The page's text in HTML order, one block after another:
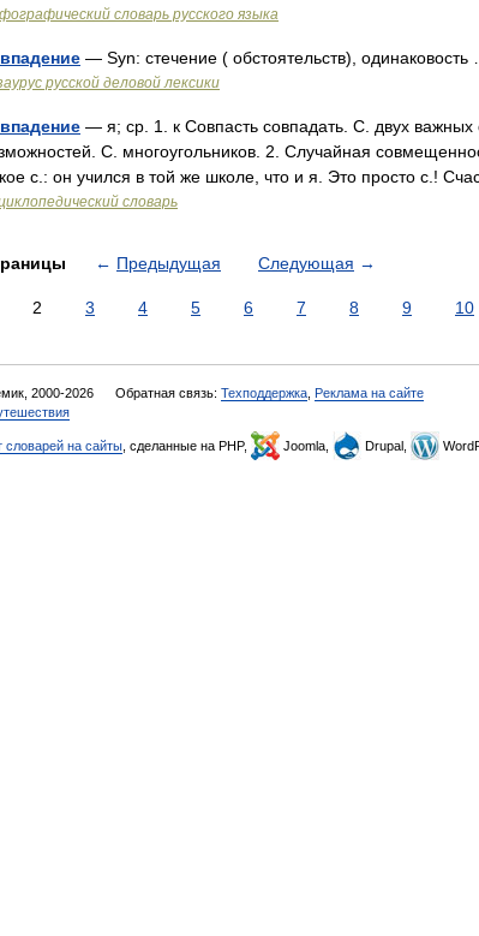
словарь русского языка
— Syn: стечение ( обстоятельств), одинаковость …
русской деловой лексики
— я; ср. 1. к Совпасть совпадать. С. двух
С. многоугольников. 2. Случайная
с.: он учился в той же школе, что и я. Это просто с.!
словарь
← Предыдущая Следующая →
2 3 4 5 6 7 8 9 10
2000-2026 Обратная связь: Техподдержка Реклама на сайте
словарей на сайты , сделанные на PHP, Joomla, Drupal,